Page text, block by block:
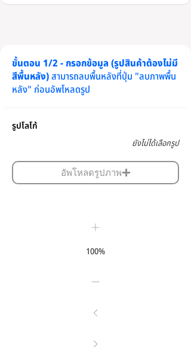
ขั้นตอน 1/2 - กรอกข้อมูล (รูปสินค้าต้องไม่มี
สีพื้นหลัง)สามารถลบพื้นหลังที่ปุ่ม "ลบภาพพื้น
หลัง" ก่อนอัพโหลดรูป
รูปโลโก้
ยังไม่ได้เลือกรูป
อัพโหลดรูปภาพ
100%